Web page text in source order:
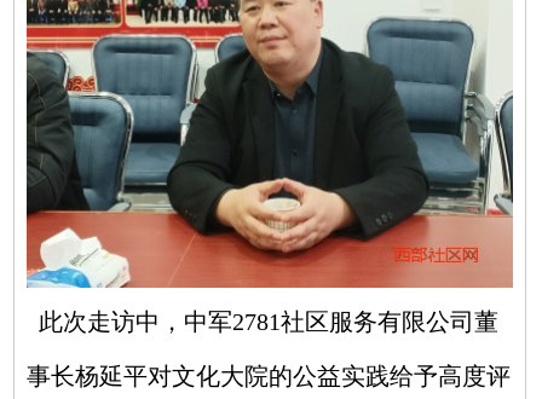
此次走访中，中军2781社区服务有限公司董
事长杨延平对文化大院的公益实践给予高度评